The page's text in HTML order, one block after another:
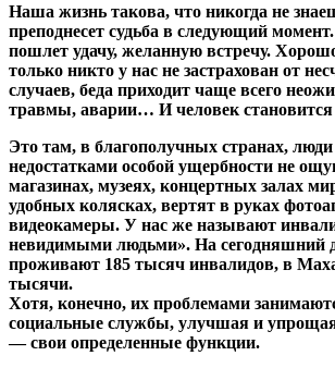
Наша жизнь такова, что никогда не
преподнесет судьба в следующий
пошлет удачу, желанную встречу.
только никто у нас не застрахован от
случаев, беда приходит чаще всего
травмы, аварии… И человек
Это там, в благополучных странах,
недостатками особой ущербности не
магазинах, музеях, концертных залах
удобных колясках, вертят в руках
видеокамеры. У нас же называют
невидимыми людьми». На сегодняшний
проживают 185 тысяч инвалидов, в
тысячи.
Хотя, конечно, их проблемами
социальные службы, улучшая и
— свои определенные функции.